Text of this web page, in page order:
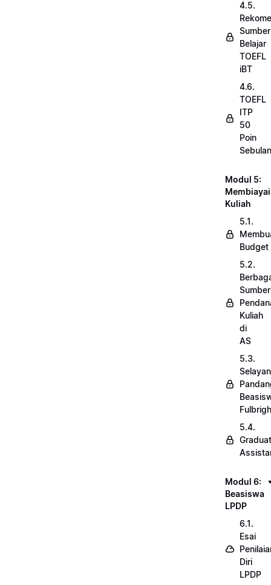
4.5.
Sumber
Belajar
TOEFL
iBT
4.6.
TOEFL
ITP
50
Poin
Sebulan
Modul 5:
Membiayai
Kuliah
5.1.
Budget
5.2.
Sumber
Kuliah
di
AS
5.3.
5.4.
Modul 6:
Beasiswa
LPDP
6.1.
Esai
Diri
LPDP